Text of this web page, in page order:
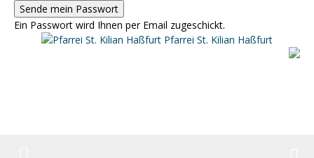
Ein Passwort wird Ihnen per Email zugeschickt.
Pfarrei St. Kilian Haßfurt